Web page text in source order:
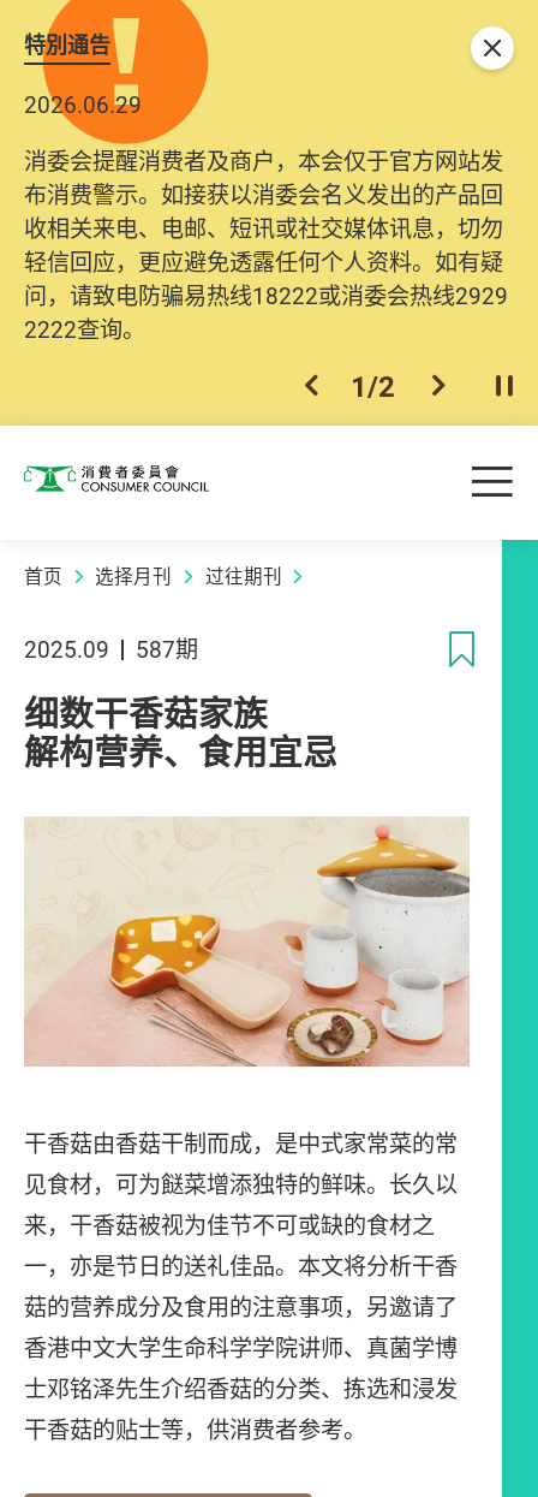
特別通告
2026.06.29
消委会提醒消费者及商户，本会仅于官方网站发
布消费警示。如接获以消委会名义发出的产品回
收相关来电、电邮、短讯或社交媒体讯息，切勿
轻信回应，更应避免透露任何个人资料。如有疑
问，请致电防骗易热线18222或消委会热线2929
2222查询。
上一个
1/2 下一个开
关闭
消费者委员会 目
首页 选择月刊 过往期刊
2025.09 587期
细数干香菇家族
解构营养、食用宜忌
干香菇由香菇干制而成，是中式家常菜的常
见食材，可为餸菜增添独特的鲜味。长久以
来，干香菇被视为佳节不可或缺的食材之
一，亦是节日的送礼佳品。本文将分析干香
菇的营养成分及食用的注意事项，另邀请了
香港中文大学生命科学学院讲师、真菌学博
士邓铭泽先生介绍香菇的分类、拣选和浸发
干香菇的贴士等，供消费者参考。